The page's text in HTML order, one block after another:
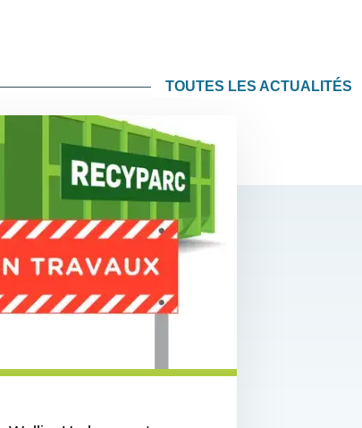
TOUTES LES ACTUALITÉS